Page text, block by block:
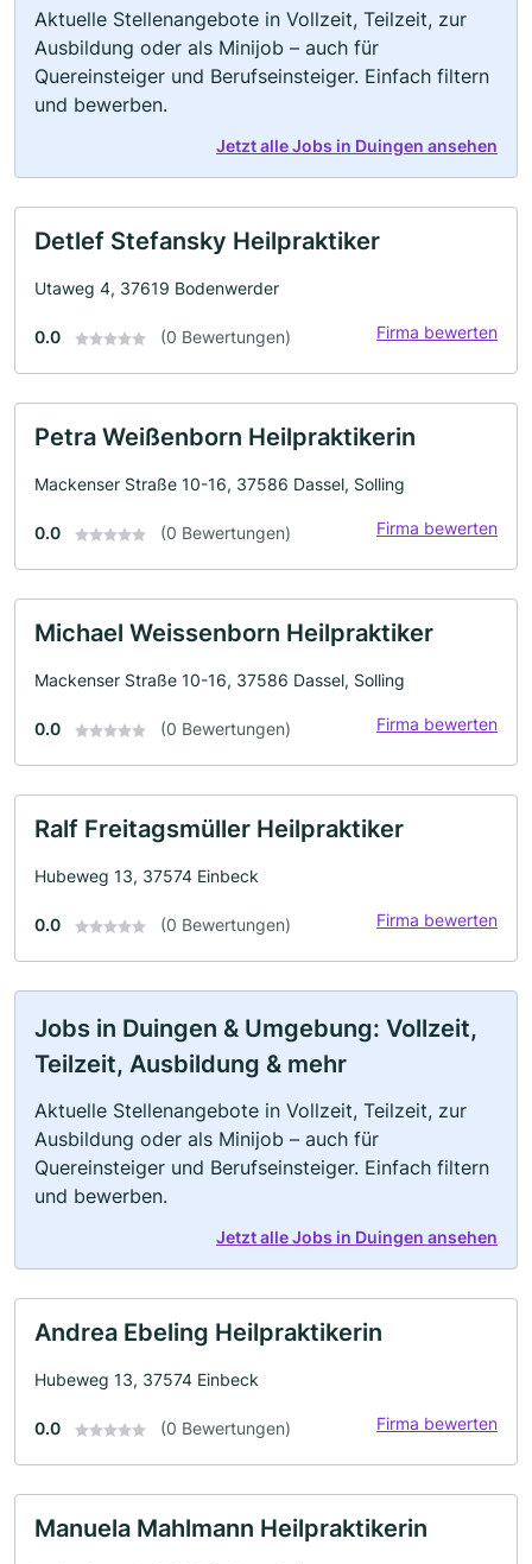
Aktuelle Stellenangebote in Vollzeit, Teilzeit, zur
Ausbildung oder als Minijob – auch für
Quereinsteiger und Berufseinsteiger. Einfach filtern
und bewerben.
Jetzt alle Jobs in Duingen ansehen
Detlef Stefansky Heilpraktiker
Utaweg 4, 37619 Bodenwerder
0.0 (0 Bewertungen) Firma bewerten
Petra Weißenborn Heilpraktikerin
Mackenser Straße 10-16, 37586 Dassel, Solling
0.0 (0 Bewertungen) Firma bewerten
Michael Weissenborn Heilpraktiker
Mackenser Straße 10-16, 37586 Dassel, Solling
0.0 (0 Bewertungen) Firma bewerten
Ralf Freitagsmüller Heilpraktiker
Hubeweg 13, 37574 Einbeck
0.0 (0 Bewertungen) Firma bewerten
Jobs in Duingen & Umgebung: Vollzeit,
Teilzeit, Ausbildung & mehr
Aktuelle Stellenangebote in Vollzeit, Teilzeit, zur
Ausbildung oder als Minijob – auch für
Quereinsteiger und Berufseinsteiger. Einfach filtern
und bewerben.
Jetzt alle Jobs in Duingen ansehen
Andrea Ebeling Heilpraktikerin
Hubeweg 13, 37574 Einbeck
0.0 (0 Bewertungen) Firma bewerten
Manuela Mahlmann Heilpraktikerin